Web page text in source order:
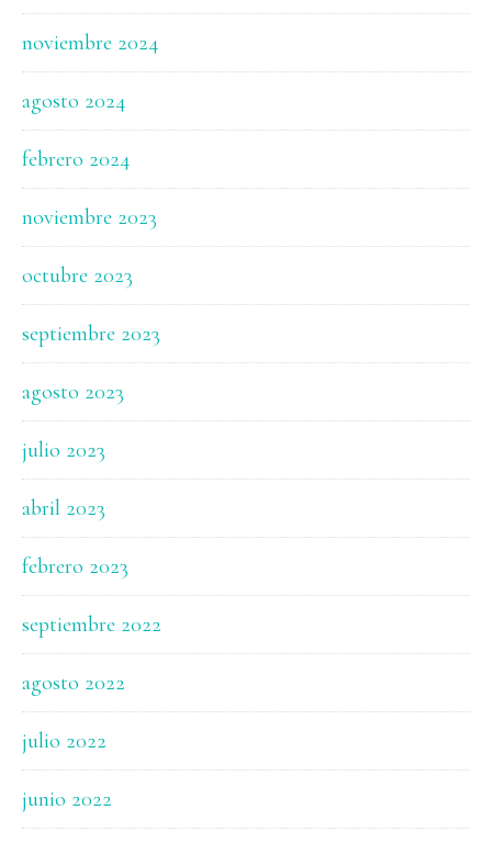
noviembre 2024
agosto 2024
febrero 2024
noviembre 2023
octubre 2023
septiembre 2023
agosto 2023
julio 2023
abril 2023
febrero 2023
septiembre 2022
agosto 2022
julio 2022
junio 2022